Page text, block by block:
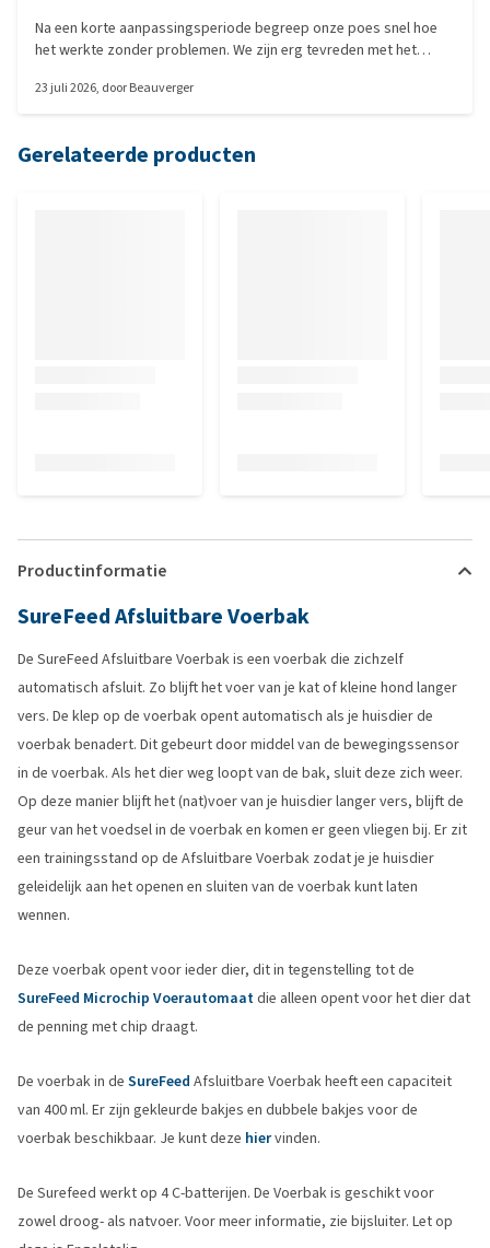
Na een korte aanpassingsperiode begreep onze poes snel hoe
het werkte zonder problemen. We zijn erg tevreden met het
23 juli 2026, doorBeauverger
Gerelateerde producten
Productinformatie
SureFeed Afsluitbare Voerbak
De SureFeed Afsluitbare Voerbak is een voerbak die zichzelf
automatisch afsluit. Zo blijft het voer van je kat of kleine hond langer
vers. De klep op de voerbak opent automatisch als je huisdier de
voerbak benadert. Dit gebeurt door middel van de bewegingssensor
in de voerbak. Als het dier weg loopt van de bak, sluit deze zich weer.
Op deze manier blijft het (nat)voer van je huisdier langer vers, blijft de
geur van het voedsel in de voerbak en komen er geen vliegen bij. Er zit
een trainingsstand op de Afsluitbare Voerbak zodat je je huisdier
geleidelijk aan het openen en sluiten van de voerbak kunt laten
wennen.
Deze voerbak opent voor ieder dier, dit in tegenstelling tot de
SureFeed Microchip Voerautomaatdie alleen opent voor het dier dat
de penning met chip draagt.
De voerbak in de SureFeed Afsluitbare Voerbak heeft een capaciteit
van 400 ml. Er zijn gekleurde bakjes en dubbele bakjes voor de
voerbak beschikbaar. Je kunt deze hiervinden.
De Surefeed werkt op 4 C-batterijen. De Voerbak is geschikt voor
zowel droog- als natvoer. Voor meer informatie, zie bijsluiter. Let op